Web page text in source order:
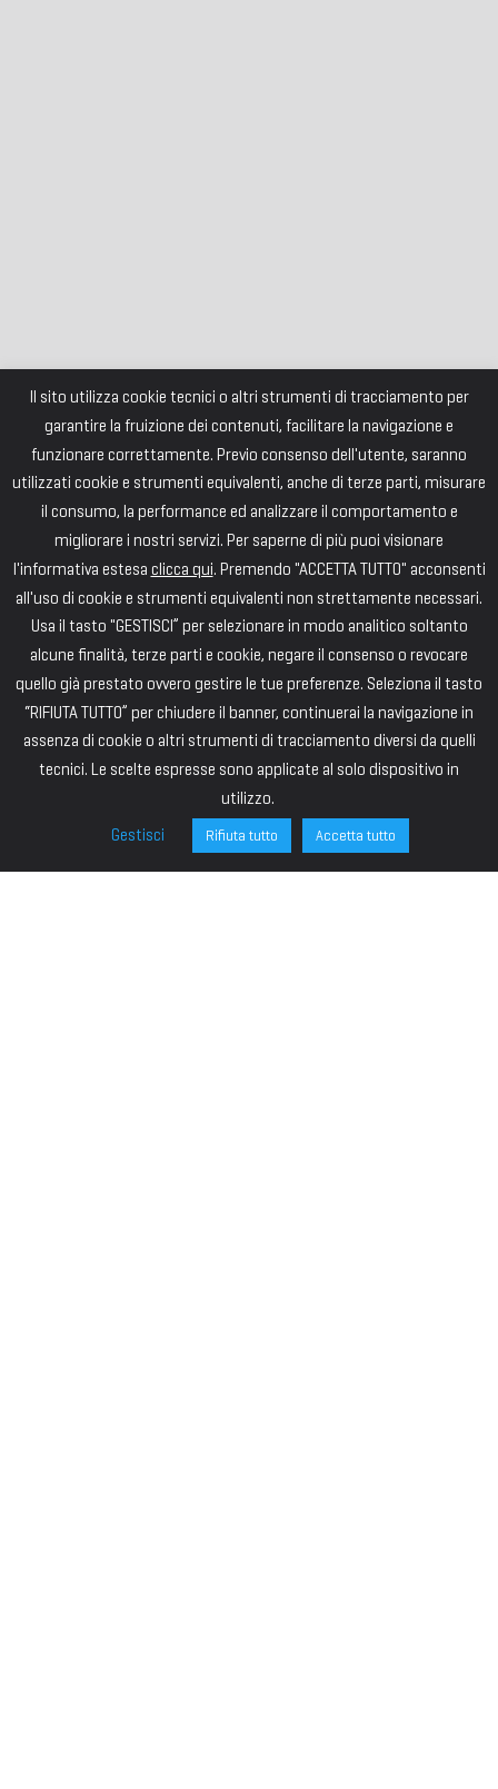
Il sito utilizza cookie tecnici o altri strumenti di tracciamento per
garantire la fruizione dei contenuti, facilitare la navigazione e
funzionare correttamente. Previo consenso dell'utente, saranno
utilizzati cookie e strumenti equivalenti, anche di terze parti, misurare
il consumo, la performance ed analizzare il comportamento e
migliorare i nostri servizi. Per saperne di più puoi visionare
l'informativa estesa clicca qui. Premendo "ACCETTA TUTTO" acconsenti
all'uso di cookie e strumenti equivalenti non strettamente necessari.
Usa il tasto "GESTISCI” per selezionare in modo analitico soltanto
alcune finalità, terze parti e cookie, negare il consenso o revocare
quello già prestato ovvero gestire le tue preferenze. Seleziona il tasto
“RIFIUTA TUTTO” per chiudere il banner, continuerai la navigazione in
assenza di cookie o altri strumenti di tracciamento diversi da quelli
tecnici. Le scelte espresse sono applicate al solo dispositivo in
utilizzo.
Gestisci
Rifiuta tutto Accetta tutto